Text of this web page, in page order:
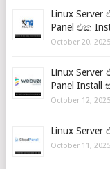
Linux Server
Panel එක
October 20, 2025
Linux Server
Panel
October 12, 2025
Linux
October 11, 2025